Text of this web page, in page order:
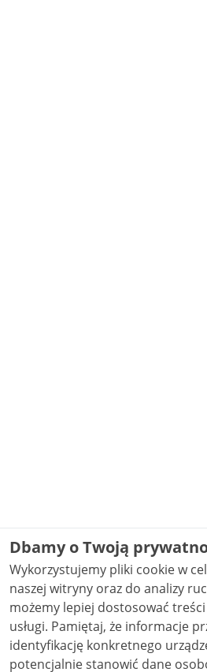
Dbamy o Twoją
Wykorzystujemy pliki cookie w
naszej witryny oraz do analizy ruchu i
możemy lepiej dostosować
usługi. Pamiętaj, że informacje przechowywane w plikach cookie mogą pozwalać na
identyfikację konkretnego
potencjalnie stanowić dane